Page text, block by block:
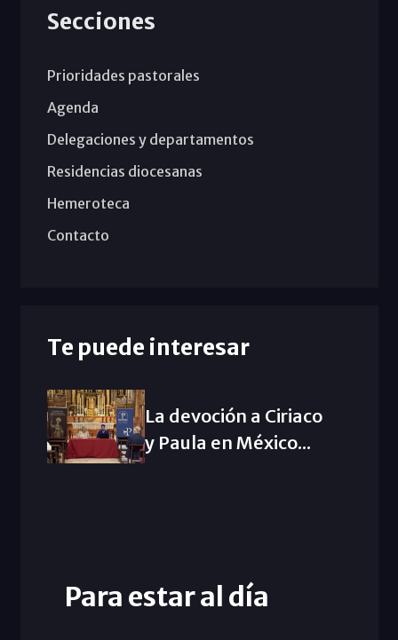
Secciones
Prioridades pastorales
Agenda
Delegaciones y departamentos
Residencias diocesanas
Hemeroteca
Contacto
Te puede interesar
La devoción a Ciriaco
y Paula en México...
Para estar al día